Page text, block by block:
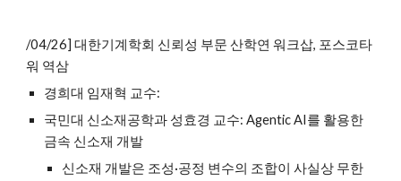
/04/26] 대한기계학회 신뢰성 부문 산학연 워크삽, 포스코타
워 역삼
경희대 임재혁 교수:
국민대 신소재공학과 성효경 교수: Agentic AI를 활용한
금속 신소재 개발
신소재 개발은 조성·공정 변수의 조합이 사실상 무한